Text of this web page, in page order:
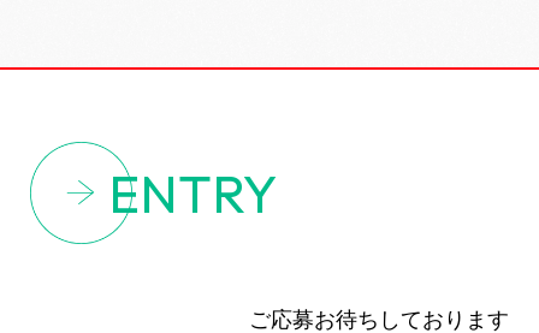
ENTRY
ご応募お待ちしております